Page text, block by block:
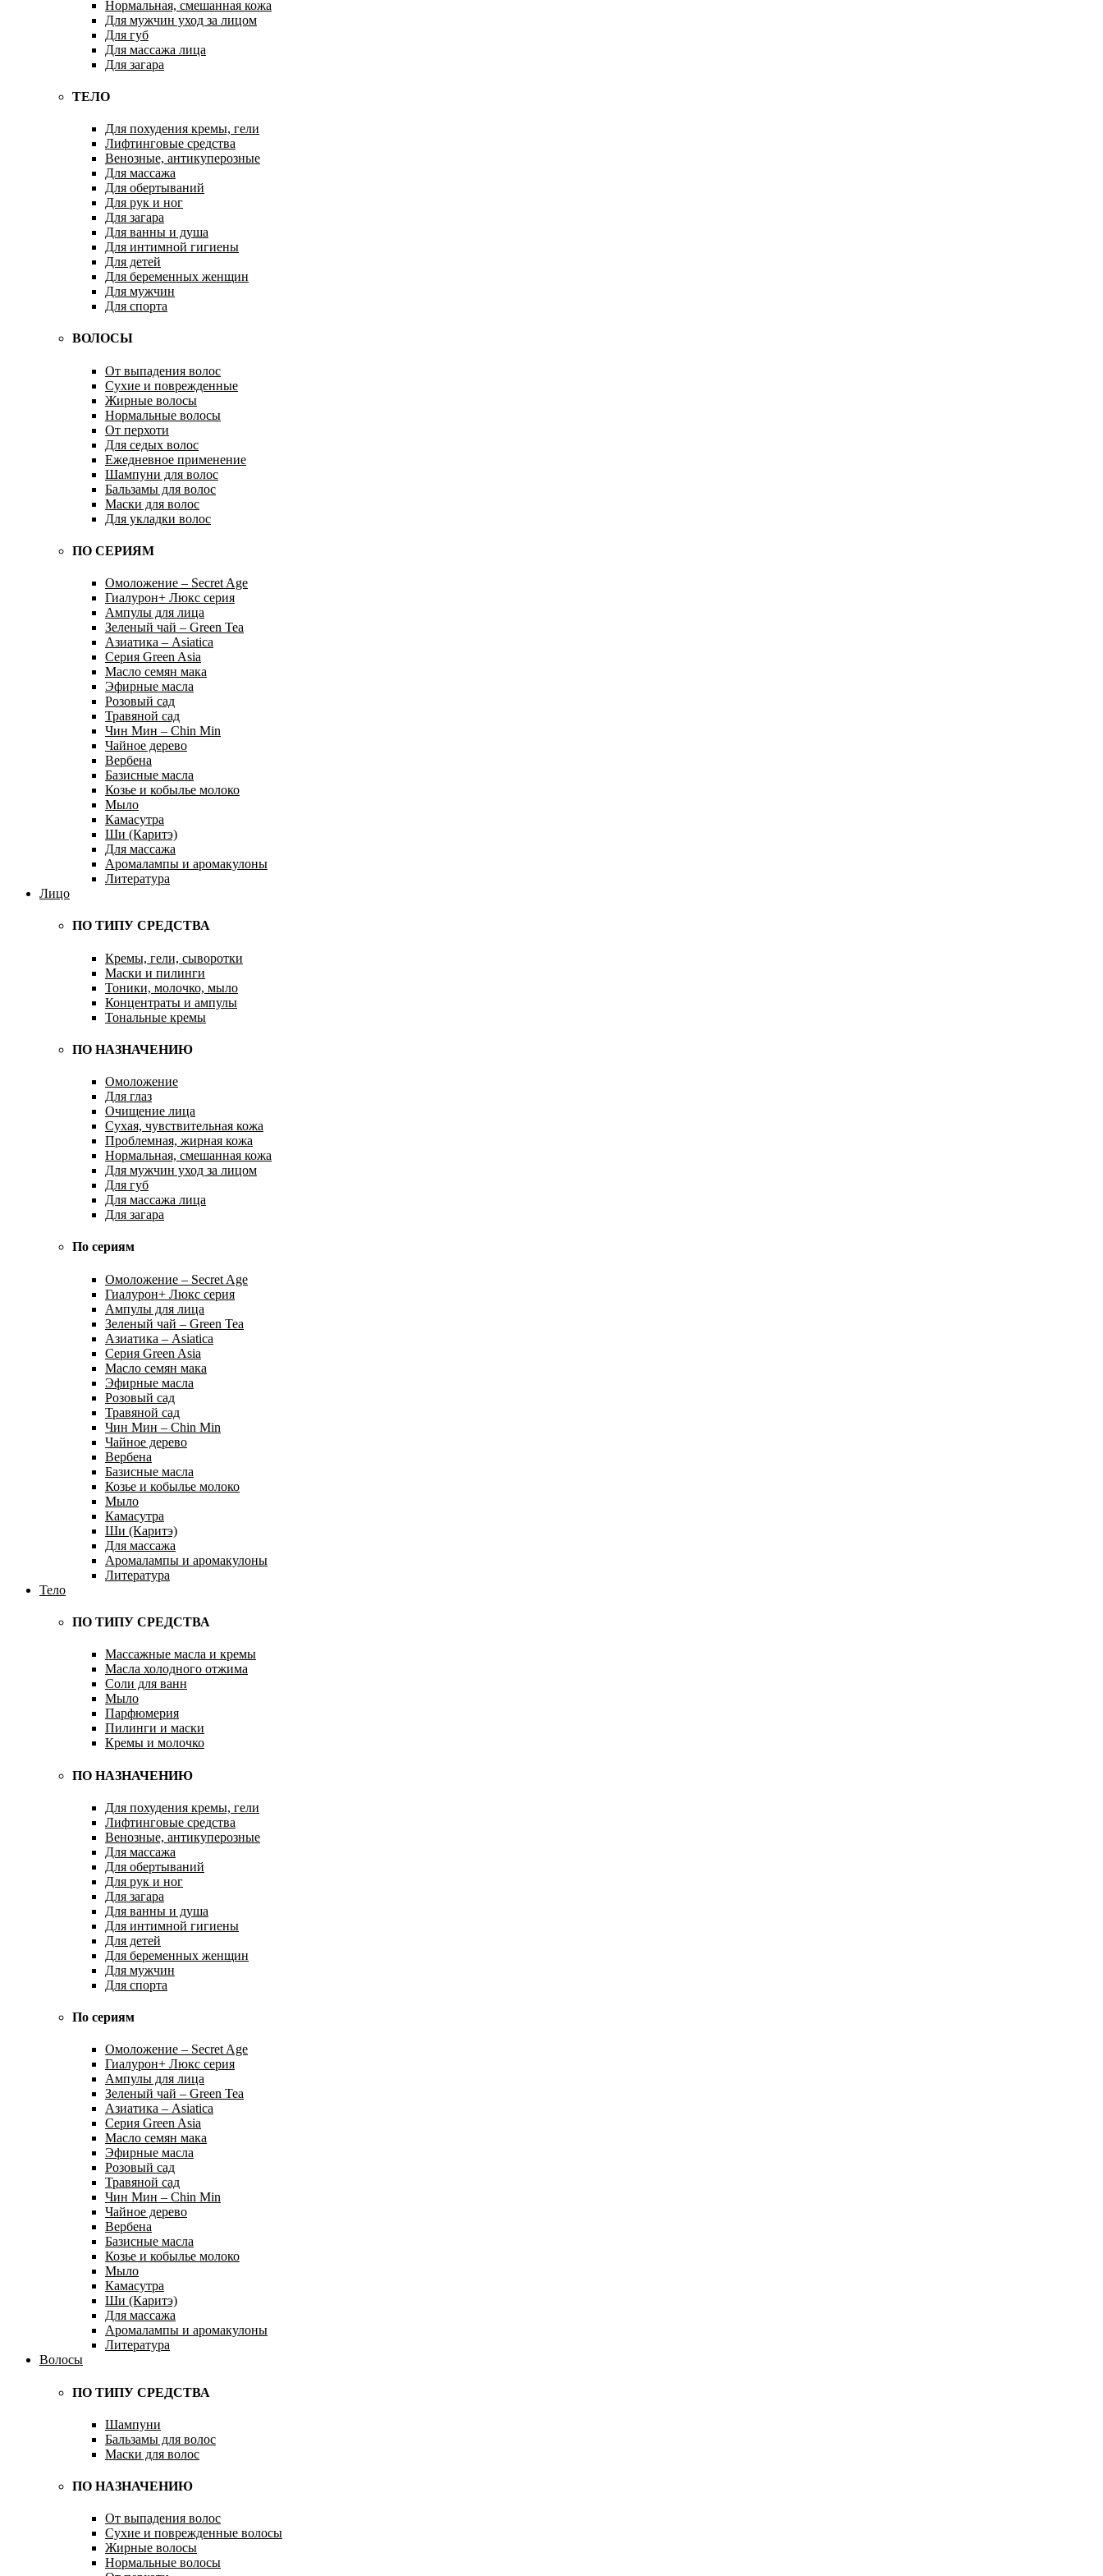
Нормальная, смешанная кожа
Для мужчин уход за лицом
Для губ
Для массажа лица
Для загара
ТЕЛО
Для похудения кремы, гели
Лифтинговые средства
Венозные, антикуперозные
Для массажа
Для обертываний
Для рук и ног
Для загара
Для ванны и душа
Для интимной гигиены
Для детей
Для беременных женщин
Для мужчин
Для спорта
ВОЛОСЫ
От выпадения волос
Сухие и поврежденные
Жирные волосы
Нормальные волосы
От перхоти
Для седых волос
Ежедневное применение
Шампуни для волос
Бальзамы для волос
Маски для волос
Для укладки волос
ПО СЕРИЯМ
Омоложение – Secret Age
Гиалурон+ Люкс серия
Ампулы для лица
Зеленый чай – Green Tea
Азиатика – Asiatica
Серия Green Asia
Масло семян мака
Эфирные масла
Розовый сад
Травяной сад
Чин Мин – Chin Min
Чайное дерево
Вербена
Базисные масла
Козье и кобылье молоко
Мыло
Камасутра
Ши (Каритэ)
Для массажа
Аромалампы и аромакулоны
Литература
Лицо
ПО ТИПУ СРЕДСТВА
Кремы, гели, сыворотки
Маски и пилинги
Тоники, молочко, мыло
Концентраты и ампулы
Тональные кремы
ПО НАЗНАЧЕНИЮ
Омоложение
Для глаз
Очищение лица
Сухая, чувствительная кожа
Проблемная, жирная кожа
Нормальная, смешанная кожа
Для мужчин уход за лицом
Для губ
Для массажа лица
Для загара
По сериям
Омоложение – Secret Age
Гиалурон+ Люкс серия
Ампулы для лица
Зеленый чай – Green Tea
Азиатика – Asiatica
Серия Green Asia
Масло семян мака
Эфирные масла
Розовый сад
Травяной сад
Чин Мин – Chin Min
Чайное дерево
Вербена
Базисные масла
Козье и кобылье молоко
Мыло
Камасутра
Ши (Каритэ)
Для массажа
Аромалампы и аромакулоны
Литература
Тело
ПО ТИПУ СРЕДСТВА
Массажные масла и кремы
Масла холодного отжима
Соли для ванн
Мыло
Парфюмерия
Пилинги и маски
Кремы и молочко
ПО НАЗНАЧЕНИЮ
Для похудения кремы, гели
Лифтинговые средства
Венозные, антикуперозные
Для массажа
Для обертываний
Для рук и ног
Для загара
Для ванны и душа
Для интимной гигиены
Для детей
Для беременных женщин
Для мужчин
Для спорта
По сериям
Омоложение – Secret Age
Гиалурон+ Люкс серия
Ампулы для лица
Зеленый чай – Green Tea
Азиатика – Asiatica
Серия Green Asia
Масло семян мака
Эфирные масла
Розовый сад
Травяной сад
Чин Мин – Chin Min
Чайное дерево
Вербена
Базисные масла
Козье и кобылье молоко
Мыло
Камасутра
Ши (Каритэ)
Для массажа
Аромалампы и аромакулоны
Литература
Волосы
ПО ТИПУ СРЕДСТВА
Шампуни
Бальзамы для волос
Маски для волос
ПО НАЗНАЧЕНИЮ
От выпадения волос
Сухие и поврежденные волосы
Жирные волосы
Нормальные волосы